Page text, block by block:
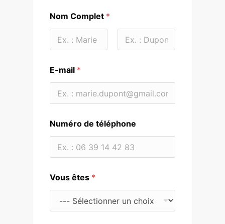
Nom Complet *
E-mail *
Numéro de téléphone
Vous êtes *